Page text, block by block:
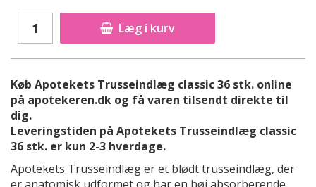
Læg i kurv
Køb Apotekets Trusseindlæg classic 36 stk. online
på apotekeren.dk og få varen tilsendt direkte til
dig.
Leveringstiden på Apotekets Trusseindlæg classic
36 stk. er kun 2-3 hverdage.
Apotekets Trusseindlæg er et blødt trusseindlæg, der